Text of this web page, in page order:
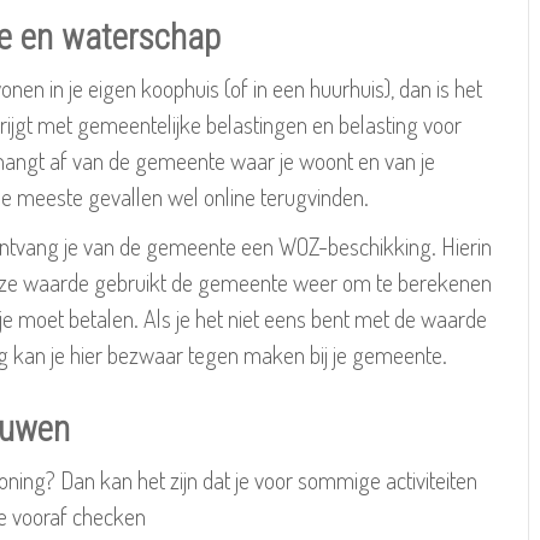
en waterschap
in je eigen koophuis (of in een huurhuis), dan is het
met gemeentelijke belastingen en belasting voor
af van de gemeente waar je woont en van je
meeste gevallen wel online terugvinden.
je van de gemeente een WOZ-beschikking. Hierin
waarde gebruikt de gemeente weer om te berekenen
moet betalen. Als je het niet eens bent met de waarde
kan je hier bezwaar tegen maken bij je gemeente.
Dan kan het zijn dat je voor sommige activiteiten
vooraf checken